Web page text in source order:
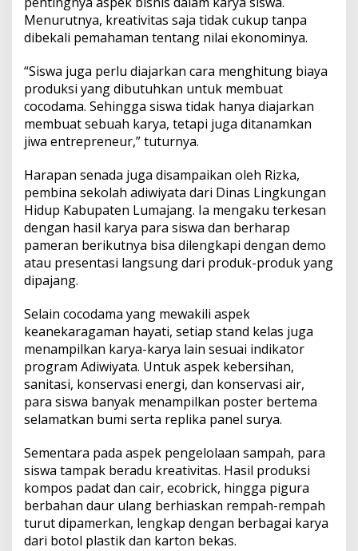
Menurutnya, kreativitas saja tidak cukup tanpa
dibekali pemahaman tentang nilai ekonominya.
“Siswa juga perlu diajarkan cara menghitung biaya
produksi yang dibutuhkan untuk membuat
cocodama. Sehingga siswa tidak hanya diajarkan
membuat sebuah karya, tetapi juga ditanamkan
jiwa entrepreneur,” tuturnya.
Harapan senada juga disampaikan oleh Rizka,
pembina sekolah adiwiyata dari Dinas Lingkungan
Hidup Kabupaten Lumajang. Ia mengaku terkesan
dengan hasil karya para siswa dan berharap
pameran berikutnya bisa dilengkapi dengan demo
atau presentasi langsung dari produk-produk yang
dipajang.
Selain cocodama yang mewakili aspek
keanekaragaman hayati, setiap stand kelas juga
menampilkan karya-karya lain sesuai indikator
program Adiwiyata. Untuk aspek kebersihan,
sanitasi, konservasi energi, dan konservasi air,
para siswa banyak menampilkan poster bertema
selamatkan bumi serta replika panel surya.
Sementara pada aspek pengelolaan sampah, para
siswa tampak beradu kreativitas. Hasil produksi
kompos padat dan cair, ecobrick, hingga pigura
berbahan daur ulang berhiaskan rempah-rempah
turut dipamerkan, lengkap dengan berbagai karya
dari botol plastik dan karton bekas.